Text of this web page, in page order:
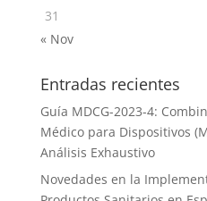
31
« Nov
Entradas recientes
Guía MDCG-2023-4:
Médico para Dispositivos
Análisis Exhaustivo
Novedades en la